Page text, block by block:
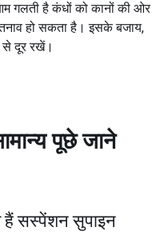
है कंधों को कानों की ओर
हो सकता है। इसके बजाय,
दूर रखें।
पूछे जाने
हैं सस्पेंशन सुपाइन